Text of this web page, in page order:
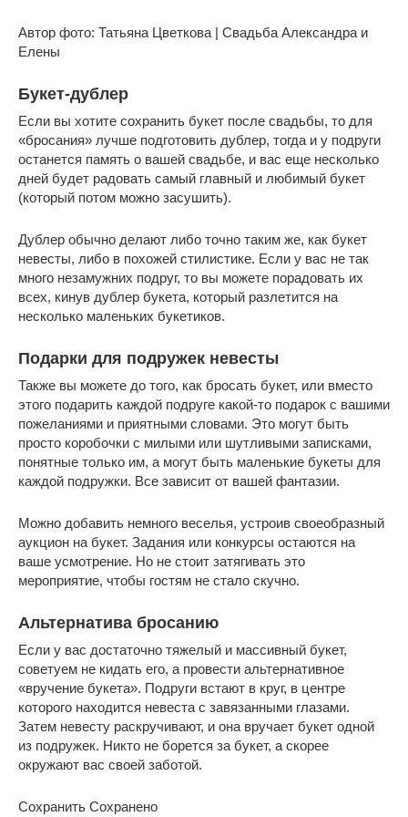
Автор фото: Татьяна Цветкова | Свадьба Александра и
Елены
Букет-дублер
Если вы хотите сохранить букет после свадьбы, то для
«бросания» лучше подготовить дублер, тогда и у подруги
останется память о вашей свадьбе, и вас еще несколько
дней будет радовать самый главный и любимый букет
(который потом можно засушить).
Дублер обычно делают либо точно таким же, как букет
невесты, либо в похожей стилистике. Если у вас не так
много незамужних подруг, то вы можете порадовать их
всех, кинув дублер букета, который разлетится на
несколько маленьких букетиков.
Подарки для подружек невесты
Также вы можете до того, как бросать букет, или вместо
этого подарить каждой подруге какой-то подарок с вашими
пожеланиями и приятными словами. Это могут быть
просто коробочки с милыми или шутливыми записками,
понятные только им, а могут быть маленькие букеты для
каждой подружки. Все зависит от вашей фантазии.
Можно добавить немного веселья, устроив своеобразный
аукцион на букет. Задания или конкурсы остаются на
ваше усмотрение. Но не стоит затягивать это
мероприятие, чтобы гостям не стало скучно.
Альтернатива бросанию
Если у вас достаточно тяжелый и массивный букет,
советуем не кидать его, а провести альтернативное
«вручение букета». Подруги встают в круг, в центре
которого находится невеста с завязанными глазами.
Затем невесту раскручивают, и она вручает букет одной
из подружек. Никто не борется за букет, а скорее
окружают вас своей заботой.
Сохранить Сохранено